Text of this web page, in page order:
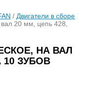
/ Двигатели в сборе
20 мм, цепь 428,
НА ВАЛ
10 ЗУБОВ